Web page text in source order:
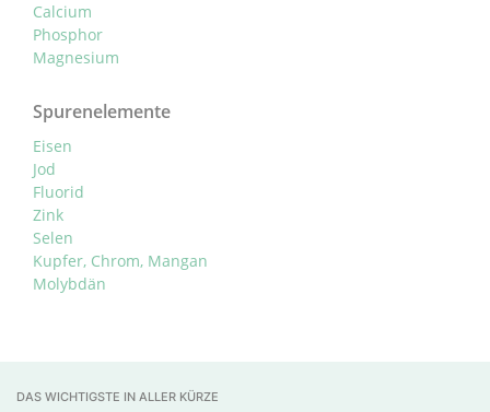
Calcium
Phosphor
Magnesium
Spurenelemente
Eisen
Jod
Fluorid
Zink
Selen
Kupfer, Chrom, Mangan
Molybdän
DAS WICHTIGSTE IN ALLER KÜRZE